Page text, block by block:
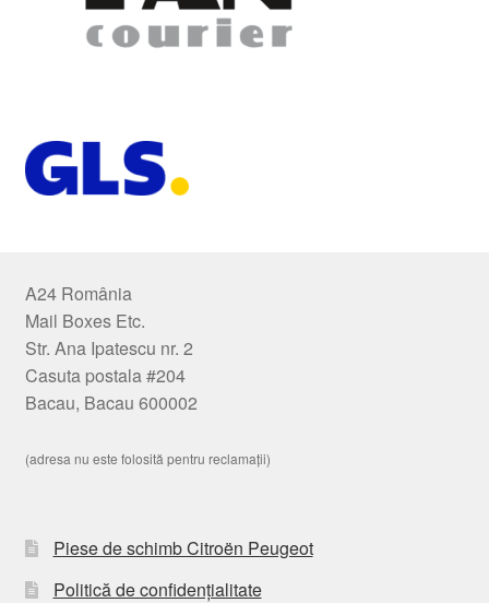
A24 România
Mail Boxes Etc.
Str. Ana Ipatescu nr. 2
Casuta postala #204
Bacau, Bacau 600002
(adresa nu este folosită pentru reclamații)
Piese de schimb Citroën Peugeot
Politică de confidențialitate